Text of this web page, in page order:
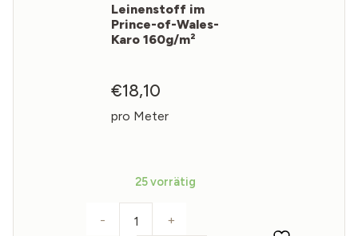
Leinenstoff im
Prince-of-Wales-
Karo 160g/m²
€18,10
pro Meter
25 vorrätig
Leinenstoff im Prince-of-Wales-Karo
- +